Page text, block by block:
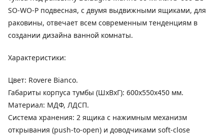
SO-WO-P подвесная, с двумя выдвижными ящиками, для
раковины, отвечает всем современным тенденциям в
создании дизайна ванной комнаты.
Характеристики:
Цвет: Rovere Bianco.
Габариты корпуса тумбы (ШхВхГ): 600х550х450 мм.
Материал: МДФ, ЛДСП.
Система хранения: 2 ящика с нажимным механизм
открывания (push-to-open) и доводчиками soft-close